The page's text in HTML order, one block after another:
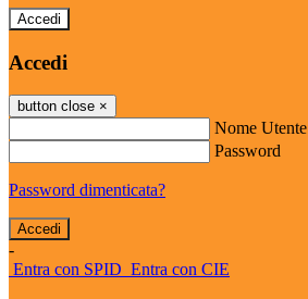
Accedi
Accedi
button close ×
Nome Utente
Password
Password dimenticata?
-
Entra con SPID Entra con CIE